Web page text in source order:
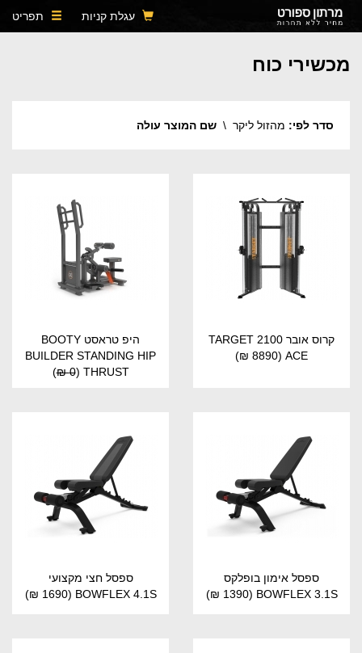
עגלת קניות תפריט
מכשירי כוח
סדר לפי: מהזול ליקר \ שם המוצר עולה
קרוס אובר 2100 TARGET
ACE
(8890 ₪)
היפ טראסט BOOTY
BUILDER STANDING HIP
THRUST
(
0 ₪
)
ספסל אימון בופלקס
BOWFLEX 3.1S
(1390 ₪)
ספסל חצי מקצועי
BOWFLEX 4.1S
(1690 ₪)